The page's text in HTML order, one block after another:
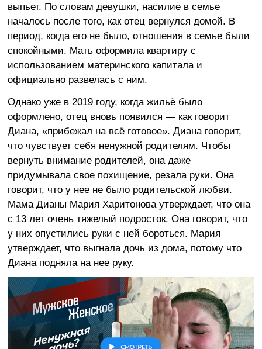
выпьет. По словам девушки, насилие в семье
началось после того, как отец вернулся домой. В
период, когда его не было, отношения в семье были
спокойными. Мать оформила квартиру с
использованием материнского капитала и
официально развелась с ним.
Однако уже в 2019 году, когда жильё было
оформлено, отец вновь появился — как говорит
Диана, «прибежал на всё готовое». Диана говорит,
что чувствует себя ненужной родителям. Чтобы
вернуть внимание родителей, она даже
придумывала свое похищение, резала руки. Она
говорит, что у нее не было родительской любви.
Мама Дианы Мария Харитонова утверждает, что она
с 13 лет очень тяжелый подросток. Она говорит, что
у них опустились руки с ней бороться. Мария
утверждает, что выгнала дочь из дома, потому что
Диана подняла на нее руку.